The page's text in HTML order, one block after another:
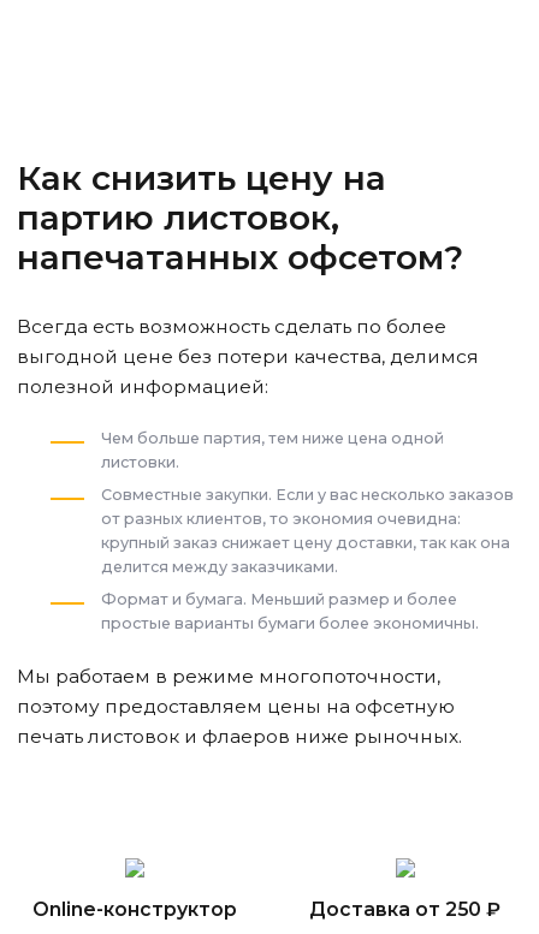
Как снизить цену на
партию листовок,
напечатанных офсетом?
Всегда есть возможность сделать по более
выгодной цене без потери качества, делимся
полезной информацией:
Чем больше партия, тем ниже цена одной
листовки.
Совместные закупки. Если у вас несколько заказов
от разных клиентов, то экономия очевидна:
крупный заказ снижает цену доставки, так как она
делится между заказчиками.
Формат и бумага. Меньший размер и более
простые варианты бумаги более экономичны.
Мы работаем в режиме многопоточности,
поэтому предоставляем цены на офсетную
печать листовок и флаеров ниже рыночных.
Online-конструктор Доставка от 250 ₽